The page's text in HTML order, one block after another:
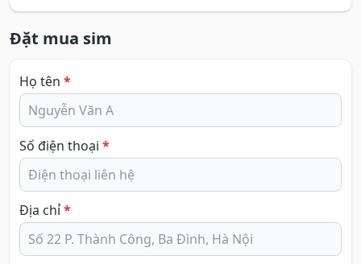
Đặt mua sim
Họ tên *
Số điện thoại *
Địa chỉ*